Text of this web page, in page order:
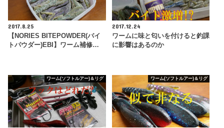
2017.8.25
【NORIES BITEPOWDER(バイ
トパウダー)EBI】ワーム補修…
2017.12.24
ワームに味と匂いを付けると釣課
に影響はあるのか
ワーム(ソフトルアー)＆リグ ワーム(ソフトルアー)＆リグ